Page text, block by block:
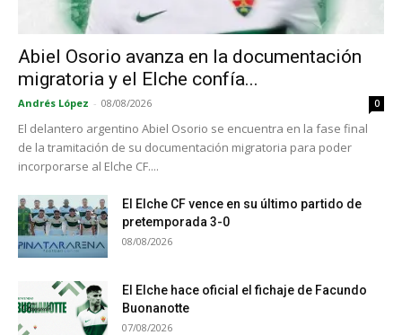
Abiel Osorio avanza en la documentación
migratoria y el Elche confía...
Andrés López - 08/08/2026 0
El delantero argentino Abiel Osorio se encuentra en la fase final
de la tramitación de su documentación migratoria para poder
incorporarse al Elche CF....
El Elche CF vence en su último partido de
pretemporada 3-0
08/08/2026
El Elche hace oficial el fichaje de Facundo
Buonanotte
07/08/2026